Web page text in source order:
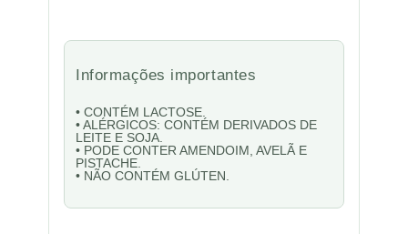
Informações importantes
• CONTÉM LACTOSE.
• ALÉRGICOS: CONTÉM DERIVADOS DE
LEITE E SOJA.
• PODE CONTER AMENDOIM, AVELÃ E
PISTACHE.
• NÃO CONTÉM GLÚTEN.